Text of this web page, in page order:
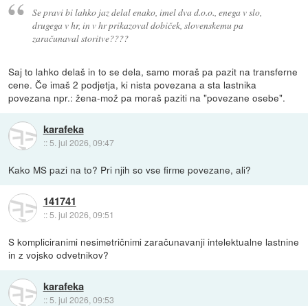
Se pravi bi lahko jaz delal enako, imel dva d.o.o., enega v slo,
drugega v hr, in v hr prikazoval dobiček, slovenskemu pa
zaračunaval storitve????
Saj to lahko delaš in to se dela, samo moraš pa pazit na transferne
cene. Če imaš 2 podjetja, ki nista povezana a sta lastnika
povezana npr.: žena-mož pa moraš paziti na "povezane osebe".
karafeka
:: 5. jul 2026, 09:47
Kako MS pazi na to? Pri njih so vse firme povezane, ali?
141741
::5. jul 2026, 09:51
S kompliciranimi nesimetričnimi zaračunavanji intelektualne lastnine
in z vojsko odvetnikov?
karafeka
:: 5. jul 2026, 09:53